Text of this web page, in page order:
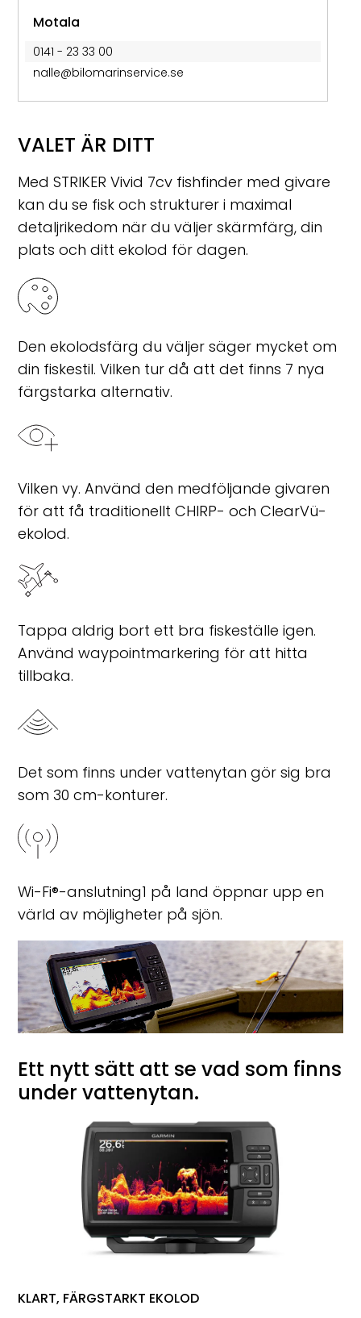
Motala
0141 - 23 33 00
nalle@bilomarinservice.se
VALET ÄR DITT
Med STRIKER Vivid 7cv fishfinder med givare
kan du se fisk och strukturer i maximal
detaljrikedom när du väljer skärmfärg, din
plats och ditt ekolod för dagen.
Den ekolodsfärg du väljer säger mycket om
din fiskestil. Vilken tur då att det finns 7 nya
färgstarka alternativ.
Vilken vy. Använd den medföljande givaren
för att få traditionellt CHIRP- och ClearVü-
ekolod.
Tappa aldrig bort ett bra fiskeställe igen.
Använd waypointmarkering för att hitta
tillbaka.
Det som finns under vattenytan gör sig bra
som 30 cm-konturer.
Wi-Fi®-anslutning1 på land öppnar upp en
värld av möjligheter på sjön.
Ett nytt sätt att se vad som finns
under vattenytan.
KLART, FÄRGSTARKT EKOLOD